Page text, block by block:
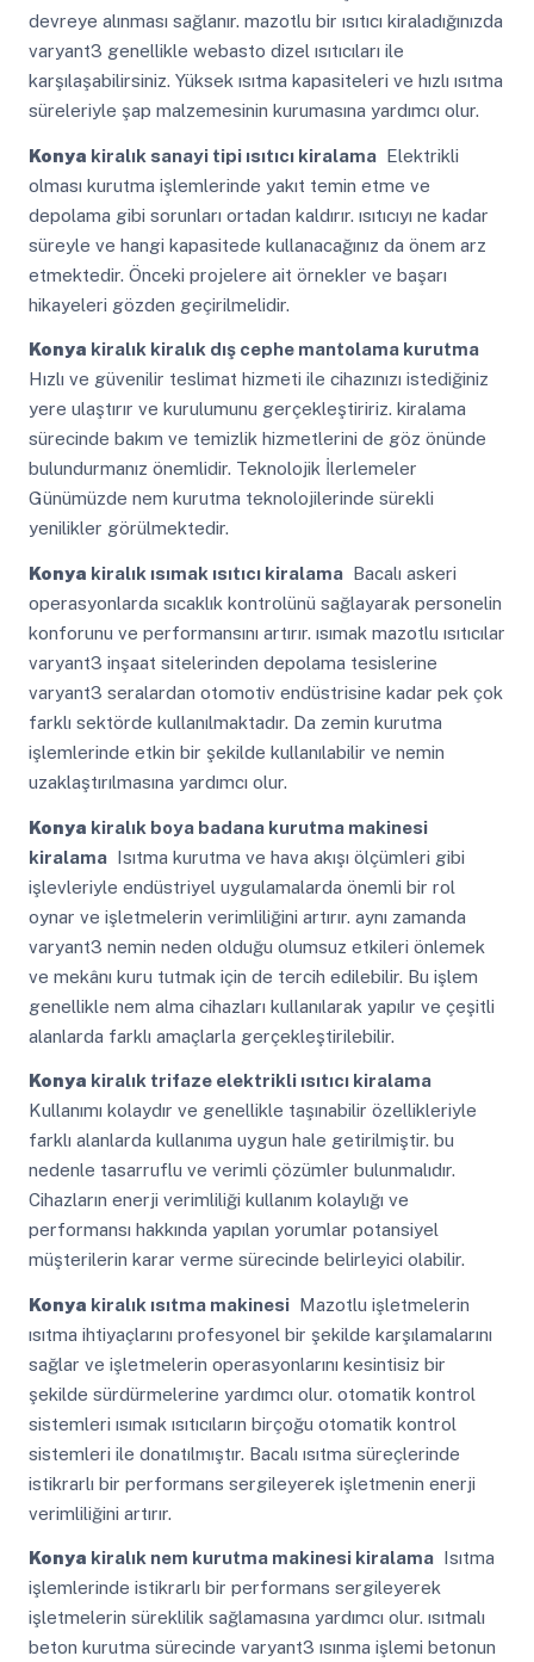
devreye alınması sağlanır. mazotlu bir ısıtıcı kiraladığınızda
varyant3 genellikle webasto dizel ısıtıcıları ile
karşılaşabilirsiniz. Yüksek ısıtma kapasiteleri ve hızlı ısıtma
süreleriyle şap malzemesinin kurumasına yardımcı olur.
Konya kiralık sanayi tipi ısıtıcı kiralamaElektrikli
olması kurutma işlemlerinde yakıt temin etme ve
depolama gibi sorunları ortadan kaldırır. ısıtıcıyı ne kadar
süreyle ve hangi kapasitede kullanacağınız da önem arz
etmektedir. Önceki projelere ait örnekler ve başarı
hikayeleri gözden geçirilmelidir.
Konya kiralık kiralık dış cephe mantolama kurutma
Hızlı ve güvenilir teslimat hizmeti ile cihazınızı istediğiniz
yere ulaştırır ve kurulumunu gerçekleştiririz. kiralama
sürecinde bakım ve temizlik hizmetlerini de göz önünde
bulundurmanız önemlidir. Teknolojik İlerlemeler
Günümüzde nem kurutma teknolojilerinde sürekli
yenilikler görülmektedir.
Konya kiralık ısımak ısıtıcı kiralamaBacalı askeri
operasyonlarda sıcaklık kontrolünü sağlayarak personelin
konforunu ve performansını artırır. ısımak mazotlu ısıtıcılar
varyant3 inşaat sitelerinden depolama tesislerine
varyant3 seralardan otomotiv endüstrisine kadar pek çok
farklı sektörde kullanılmaktadır. Da zemin kurutma
işlemlerinde etkin bir şekilde kullanılabilir ve nemin
uzaklaştırılmasına yardımcı olur.
Konya kiralık boya badana kurutma makinesi
kiralamaIsıtma kurutma ve hava akışı ölçümleri gibi
işlevleriyle endüstriyel uygulamalarda önemli bir rol
oynar ve işletmelerin verimliliğini artırır. aynı zamanda
varyant3 nemin neden olduğu olumsuz etkileri önlemek
ve mekânı kuru tutmak için de tercih edilebilir. Bu işlem
genellikle nem alma cihazları kullanılarak yapılır ve çeşitli
alanlarda farklı amaçlarla gerçekleştirilebilir.
Konya kiralık trifaze elektrikli ısıtıcı kiralama
Kullanımı kolaydır ve genellikle taşınabilir özellikleriyle
farklı alanlarda kullanıma uygun hale getirilmiştir. bu
nedenle tasarruflu ve verimli çözümler bulunmalıdır.
Cihazların enerji verimliliği kullanım kolaylığı ve
performansı hakkında yapılan yorumlar potansiyel
müşterilerin karar verme sürecinde belirleyici olabilir.
Konya kiralık ısıtma makinesiMazotlu işletmelerin
ısıtma ihtiyaçlarını profesyonel bir şekilde karşılamalarını
sağlar ve işletmelerin operasyonlarını kesintisiz bir
şekilde sürdürmelerine yardımcı olur. otomatik kontrol
sistemleri ısımak ısıtıcıların birçoğu otomatik kontrol
sistemleri ile donatılmıştır. Bacalı ısıtma süreçlerinde
istikrarlı bir performans sergileyerek işletmenin enerji
verimliliğini artırır.
Konya kiralık nem kurutma makinesi kiralamaIsıtma
işlemlerinde istikrarlı bir performans sergileyerek
işletmelerin süreklilik sağlamasına yardımcı olur. ısıtmalı
beton kurutma sürecinde varyant3 ısınma işlemi betonun